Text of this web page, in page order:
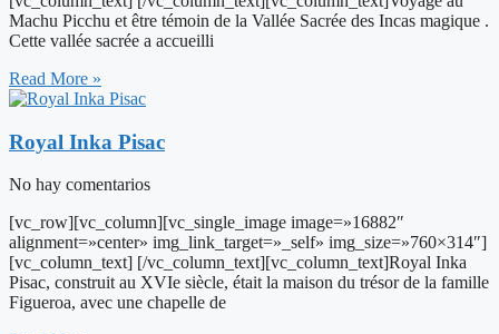
Machu Picchu et être témoin de la Vallée Sacrée des Incas magique .
Cette vallée sacrée a accueilli
Read More »
Royal Inka Pisac
No hay comentarios
[vc_row][vc_column][vc_single_image image=»16882″
alignment=»center» img_link_target=»_self» img_size=»760×314″]
[vc_column_text] [/vc_column_text][vc_column_text]Royal Inka
Pisac, construit au XVIe siècle, était la maison du trésor de la famille
Figueroa, avec une chapelle de